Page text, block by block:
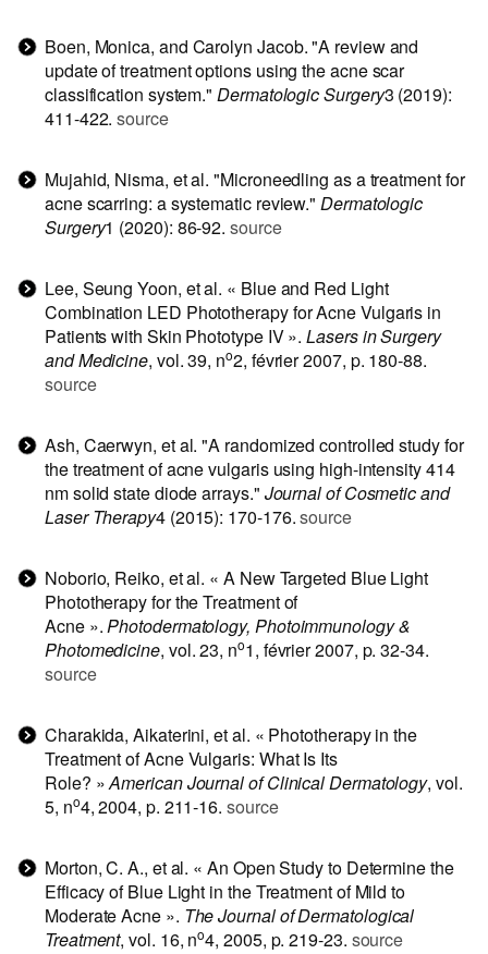
Boen, Monica, and Carolyn Jacob. "A review and
update of treatment options using the acne scar
classification system."Dermatologic Surgery3 (2019):
411-422.source
Mujahid, Nisma, et al. "Microneedling as a treatment for
acne scarring: a systematic review."Dermatologic
Surgery1 (2020): 86-92.source
Lee, Seung Yoon, et al. « Blue and Red Light
Combination LED Phototherapy for Acne Vulgaris in
Patients with Skin Phototype IV ».Lasers in Surgery
and Medicine, vol. 39, no2, février 2007, p. 180‑88.
source
Ash, Caerwyn, et al. "A randomized controlled study for
the treatment of acne vulgaris using high-intensity 414
nm solid state diode arrays." Journal of Cosmetic and
Laser Therapy4 (2015): 170-176.source
Noborio, Reiko, et al. « A New Targeted Blue Light
Phototherapy for the Treatment of
Acne ».Photodermatology, Photoimmunology &
Photomedicine, vol. 23, no1, février 2007, p. 32‑34.
source
Charakida, Aikaterini, et al. « Phototherapy in the
Treatment of Acne Vulgaris: What Is Its
Role? »American Journal of Clinical Dermatology, vol.
5, no4, 2004, p. 211‑16.source
Morton, C. A., et al. « An Open Study to Determine the
Efficacy of Blue Light in the Treatment of Mild to
Moderate Acne ». The Journal of Dermatological
Treatment, vol. 16, no4, 2005, p. 219‑23. source